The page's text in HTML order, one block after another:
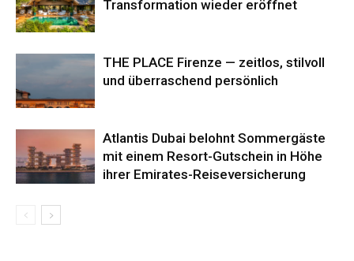
Transformation wieder eröffnet
THE PLACE Firenze — zeitlos, stilvoll
und überraschend persönlich
Atlantis Dubai belohnt Sommergäste
mit einem Resort-Gutschein in Höhe
ihrer Emirates-Reiseversicherung